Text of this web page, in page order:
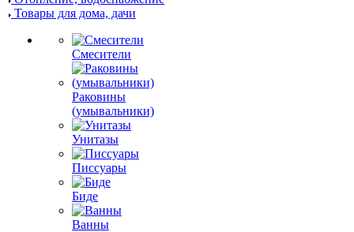
Товары для дома, дачи
Смесители
Раковины
(умывальники)
Унитазы
Писсуары
Биде
Ванны